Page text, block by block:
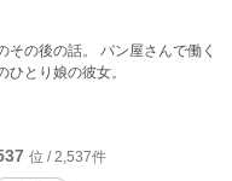
その後の話。 パン屋さんで働く
とり娘の彼女。
位 / 2,537件